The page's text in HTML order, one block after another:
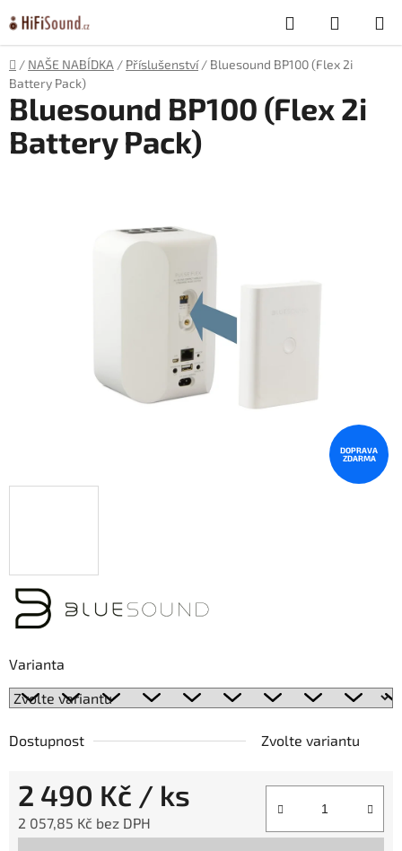
na
obsah
Hledat
KOŠÍK
Domů
/ NAŠE NABÍDKA / Příslušenství / Bluesound BP100 (Flex 2i
Battery Pack)
Varianta
Dostupnost Zvolte variantu
2 490 Kč / ks
2 057,85 Kč bez DPH
Bluesound BP100 (Flex 2i
Battery Pack)
DOPRAVA
ZDARMA